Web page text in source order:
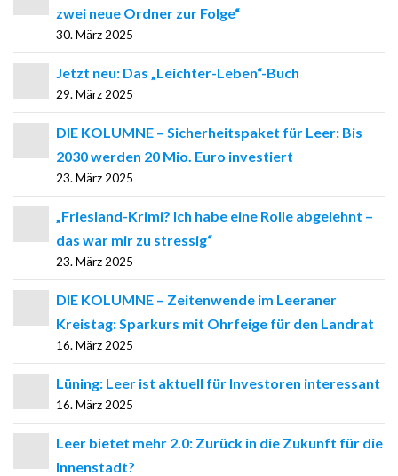
zwei neue Ordner zur Folge“
30. März 2025
Jetzt neu: Das „Leichter-Leben“-Buch
29. März 2025
DIE KOLUMNE – Sicherheitspaket für Leer: Bis
2030 werden 20 Mio. Euro investiert
23. März 2025
„Friesland-Krimi? Ich habe eine Rolle abgelehnt –
das war mir zu stressig“
23. März 2025
DIE KOLUMNE – Zeitenwende im Leeraner
Kreistag: Sparkurs mit Ohrfeige für den Landrat
16. März 2025
Lüning: Leer ist aktuell für Investoren interessant
16. März 2025
Leer bietet mehr 2.0: Zurück in die Zukunft für die
Innenstadt?